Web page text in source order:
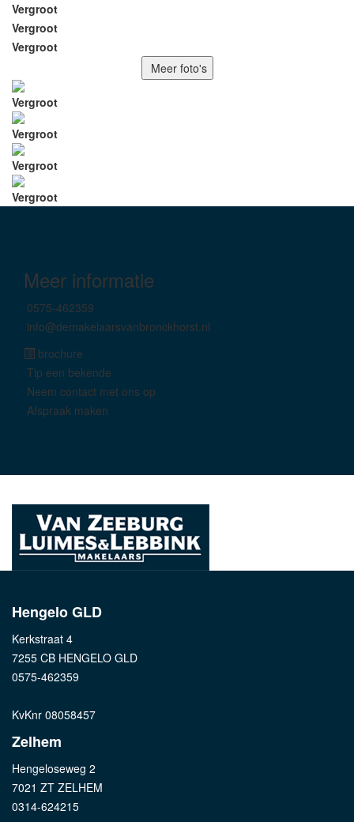
Vergroot
Vergroot
Vergroot
Meer foto's
Vergroot
Vergroot
Vergroot
Vergroot
Meer informatie
0575-462359
info@demakelaarsvanbronckhorst.nl
brochure
Tip een bekende
Neem contact met ons op
Afspraak maken
Hengelo GLD
Kerkstraat 4
7255 CB HENGELO GLD
0575-462359
KvKnr 08058457
Zelhem
Hengeloseweg 2
7021 ZT ZELHEM
0314-624215